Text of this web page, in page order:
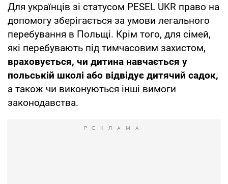
Для українців зі статусом PESEL UKR право на
допомогу зберігається за умови легального
перебування в Польщі. Крім того, для сімей,
які перебувають під тимчасовим захистом,
враховується, чи дитина навчається у
польській школі або відвідує дитячий садок,
а також чи виконуються інші вимоги
законодавства.